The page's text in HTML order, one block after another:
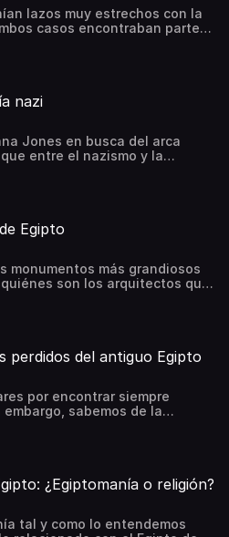
el alemán Dominique
lazos muy estrechos con la
casos encontraban partes
En los textos de las
sus dioses venían de las
técnicas de investigación
estas ideas tan insólitas y
conclusiones que aún hoy
nazi
Jones en busca del arca
entre el nazismo y la
lazos. Sin embargo,
embargo, el vínculo entre
en este podcast te va a
Egipto
monumentos más grandiosos
son los arquitectos que
¿Conocemos sus nombres?
su trabajo en forma de planos?
y te harán cambiar la
construcciones del Egipto
perdidos del antiguo Egipto
por encontrar siempre
sabemos de la
palacios e incluso ciudades
fuentes y no sabemos dónde
de Gizeh o el misterioso
¿Egiptomanía o religión?
tal y como lo entendemos